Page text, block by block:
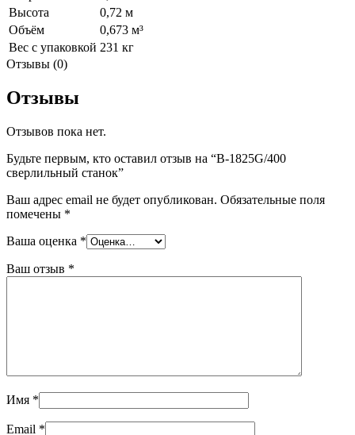
Высота
0,72 м
Объём
0,673 м³
Вес с упаковкой 231 кг
Отзывы (0)
Отзывы
Отзывов пока нет.
Будьте первым, кто оставил отзыв на “B-1825G/400
сверлильный станок”
Ваш адрес email не будет опубликован. Обязательные поля
помечены *
Ваша оценка *
Ваш отзыв *
Имя *
Email *